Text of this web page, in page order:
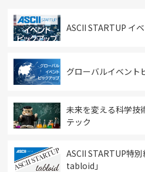
ASCII STARTUP イ
グローバルイベント
未来を変える科学技
テック
ASCII STARTUP特
tabloid」